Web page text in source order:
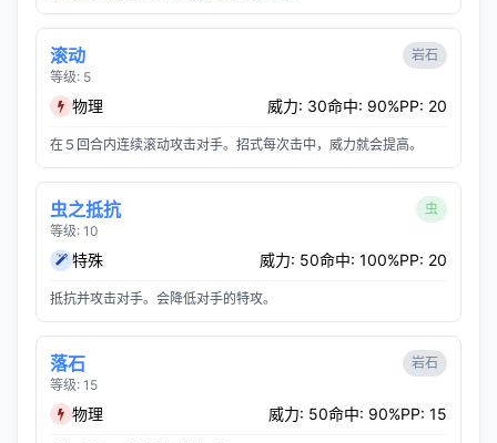
滚动
等级: 5
岩石
物理 威力: 30命中: 90%PP: 20
在５回合内连续滚动攻击对手。招式每次击中，威力就会提高。
虫之抵抗
等级: 10
虫
特殊 威力: 50命中: 100%PP: 20
抵抗并攻击对手。会降低对手的特攻。
落石
等级: 15
岩石
物理 威力: 50命中: 90%PP: 15